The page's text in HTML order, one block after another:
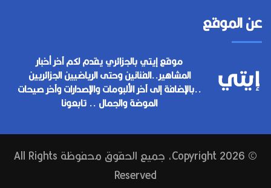
عن الموقع
موقع إيتي بالجزائري يقدم لكم آخر أخبار
المشاهير..الفنانين وحتى الرياضيين الجزائريين
..بالإضافة إلى آخر الألبومات والإصدارات وآخر صيحات
الموضة والجمال .. تابعونا
© Copyright 2026, جميع الحقوق محفوظة All Rights
Reserved